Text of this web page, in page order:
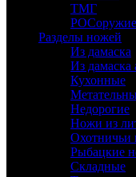
ТМГ
РОСоружие
Разделы ножей
Из дамаска
Из дамаска
Кухонные
Недорогие
Ножи из
Охотничьи
Рыбацкие
Складные